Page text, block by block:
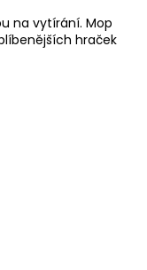
na vytírání. Mop
hraček